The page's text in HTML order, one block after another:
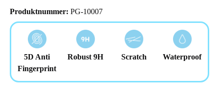
Produktnummer: PG-10007
5D Anti
Fingerprint
Robust 9H Scratch Waterproof